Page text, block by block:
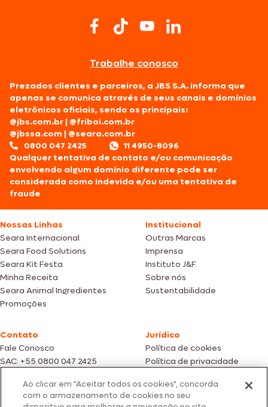
Trabalhe conosco
Prezados clientes e parceiros, a JBS S.A. informa que
apenas se comunica através de seus canais e domínios
eletrônicos oficiais, sendo os principais:
@jbs.com.br |@friboi.com.br
@jbssa.com |@seara.com.br
0800 047 2425
11 4950-8096
Qualquer tentativa de contato e/ou comunicação
envolvendo algum domínio diferente pode ser
considerada como indevida e/ou uma tentativa de
fraude
Nossas Linhas
Seara Internacional
Seara Food Solutions
Seara Kit Festa
Minha Receita
Seara Animal Ingredientes
Promoções
Institucional
Outras Marcas
Imprensa
Instituto J&F
Sobre nós
Sustentabilidade
Contato
Fale Conosco
SAC: +55 0800 047 2425
Jurídico
Política de cookies
Política de privacidade
Fotos meramente ilustrativas | Ofertas válidas enquanto durarem os
estoques dos nossos parceiros | Vendas sujeitas a análise e confirmação
Ao clicar em "Aceitar todos os cookies", concorda
com o armazenamento de cookies no seu